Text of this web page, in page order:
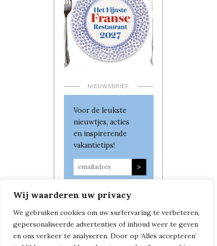
Wij waarderen uw privacy
We gebruiken cookies om uw surfervaring te verbeteren,
gepersonaliseerde advertenties of inhoud weer te geven
en ons verkeer te analyseren. Door op ‘Alles accepteren’
NIEUWSBRIEF
Voor de leukste
nieuwtjes, acties
en inspirerende
vakantietips!